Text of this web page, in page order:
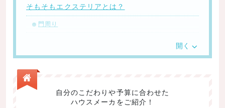
そもそもエクステリアとは？
門周り
ポーチ
駐車スペース
テラス
開く
自分のこだわりや予算に合わせた
ハウスメーカをご紹介！